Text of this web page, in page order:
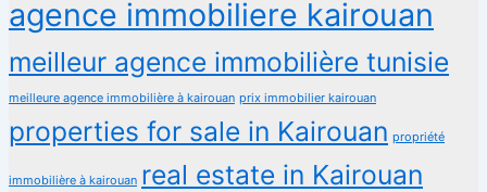
agence immobiliere kairouan
meilleur agence immobilière tunisie
meilleure agence immobilière à kairouan prix immobilier kairouan
properties for sale in Kairouan propriété
immobilière à kairouan real estate in Kairouan